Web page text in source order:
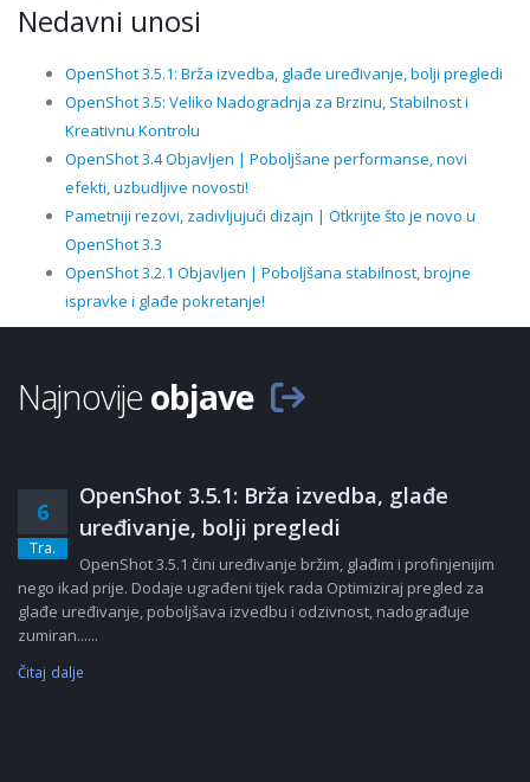
Nedavni unosi
OpenShot 3.5.1: Brža izvedba, glađe uređivanje, bolji pregledi
OpenShot 3.5: Veliko Nadogradnja za Brzinu, Stabilnost i
Kreativnu Kontrolu
OpenShot 3.4 Objavljen | Poboljšane performanse, novi
efekti, uzbudljive novosti!
Pametniji rezovi, zadivljujući dizajn | Otkrijte što je novo u
OpenShot 3.3
OpenShot 3.2.1 Objavljen | Poboljšana stabilnost, brojne
ispravke i glađe pokretanje!
Najnovijeobjave
6
Tra.
OpenShot 3.5.1: Brža izvedba, glađe
uređivanje, bolji pregledi
OpenShot 3.5.1 čini uređivanje bržim, glađim i profinjenijim
nego ikad prije. Dodaje ugrađeni tijek rada Optimiziraj pregled za
glađe uređivanje, poboljšava izvedbu i odzivnost, nadograđuje
zumiran......
Čitaj dalje